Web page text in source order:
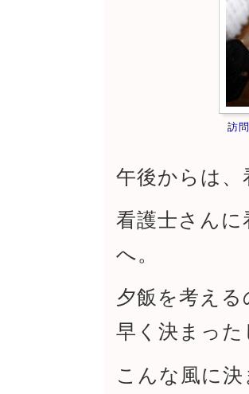
訪
午後からは、
看護士さん
へ。
夕飯を考え
早く決まっ
こんな風に